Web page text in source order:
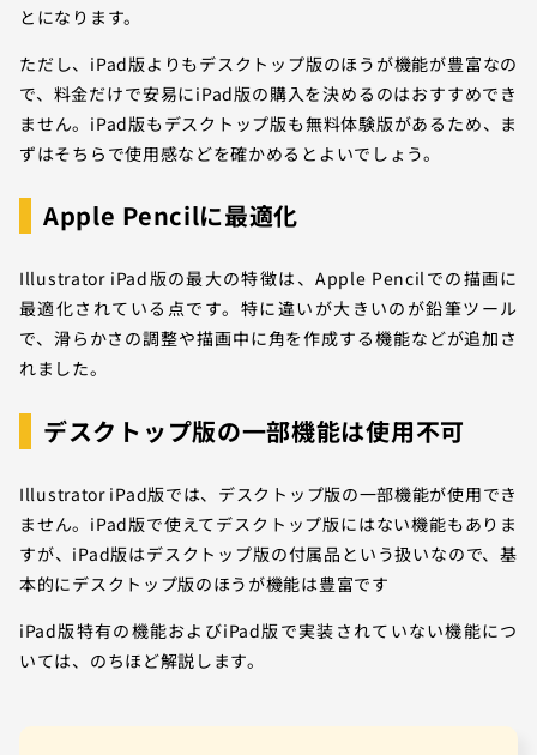
とになります。
ただし、iPad版よりもデスクトップ版のほうが機能が豊富なの
で、料金だけで安易にiPad版の購入を決めるのはおすすめでき
ません。iPad版もデスクトップ版も無料体験版があるため、ま
ずはそちらで使用感などを確かめるとよいでしょう。
Apple Pencilに最適化
Illustrator iPad版の最大の特徴は、Apple Pencilでの描画に
最適化されている点です。特に違いが大きいのが鉛筆ツール
で、滑らかさの調整や描画中に角を作成する機能などが追加さ
れました。
デスクトップ版の一部機能は使用不可
Illustrator iPad版では、デスクトップ版の一部機能が使用でき
ません。iPad版で使えてデスクトップ版にはない機能もありま
すが、iPad版はデスクトップ版の付属品という扱いなので、基
本的にデスクトップ版のほうが機能は豊富です
iPad版特有の機能およびiPad版で実装されていない機能につ
いては、のちほど解説します。